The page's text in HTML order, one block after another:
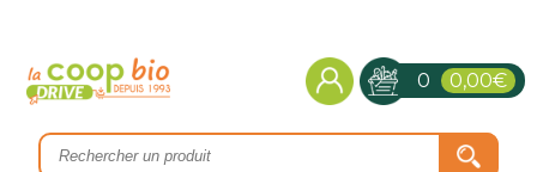
0 0,00€